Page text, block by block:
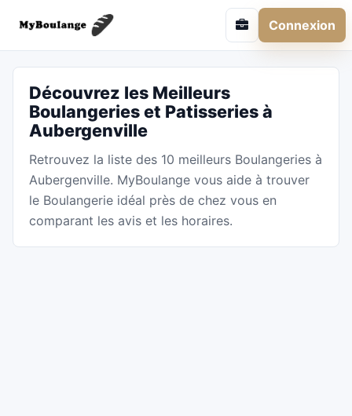
Connexion
Découvrez les Meilleurs
Boulangeries et Patisseries à
Aubergenville
Retrouvez la liste des 10 meilleurs Boulangeries à
Aubergenville. MyBoulange vous aide à trouver
le Boulangerie idéal près de chez vous en
comparant les avis et les horaires.